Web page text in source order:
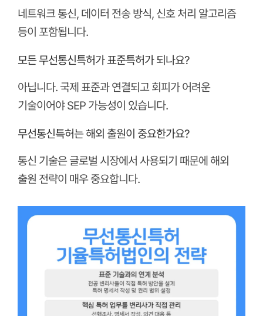
네트워크 통신, 데이터 전송 방식, 신호 처리 알고리즘
등이 포함됩니다.
모든 무선통신특허가 표준특허가 되나요?
아닙니다. 국제 표준과 연결되고 회피가 어려운
기술이어야 SEP 가능성이 있습니다.
무선통신특허는 해외 출원이 중요한가요?
통신 기술은 글로벌 시장에서 사용되기 때문에 해외
출원 전략이 매우 중요합니다.